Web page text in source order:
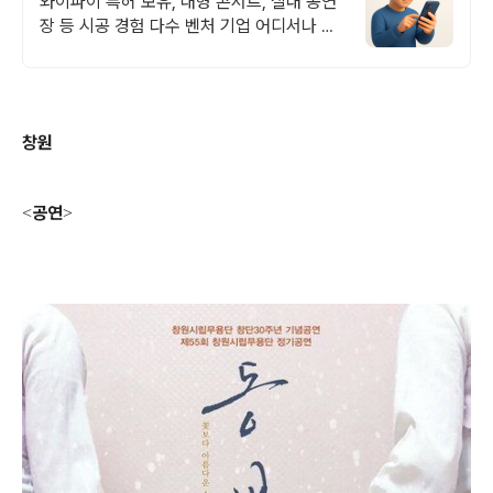
장 등 시공 경험 다수 벤처 기업 어디서나 끊
창원
<공연>